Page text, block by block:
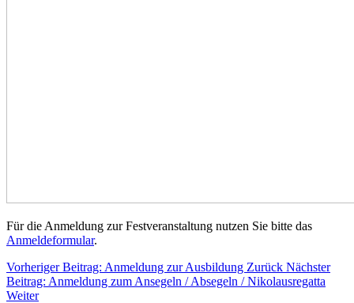
Für die Anmeldung zur Festveranstaltung nutzen Sie bitte das
Anmeldeformular.
Vorheriger Beitrag: Anmeldung zur Ausbildung Zurück Nächster
Beitrag: Anmeldung zum Ansegeln / Absegeln / Nikolausregatta
Weiter